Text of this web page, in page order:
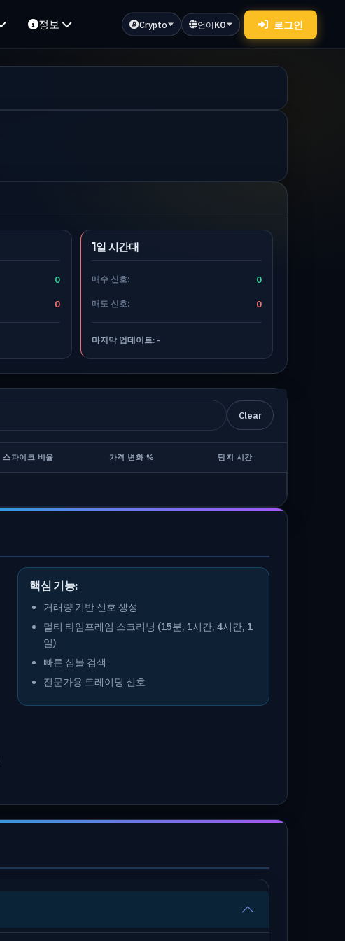
정보 Crypto 언어KO 로그인
0
0
1일 시간대
매수 신호: 0
매도 신호: 0
마지막 업데이트: -
Clear
스파이크 비율 가격 변화 % 탐지 시간
핵심 기능:
거래량 기반 신호 생성
멀티 타임프레임 스크리닝 (15분, 1시간, 4시간, 1
일)
빠른 심볼 검색
전문가용 트레이딩 신호